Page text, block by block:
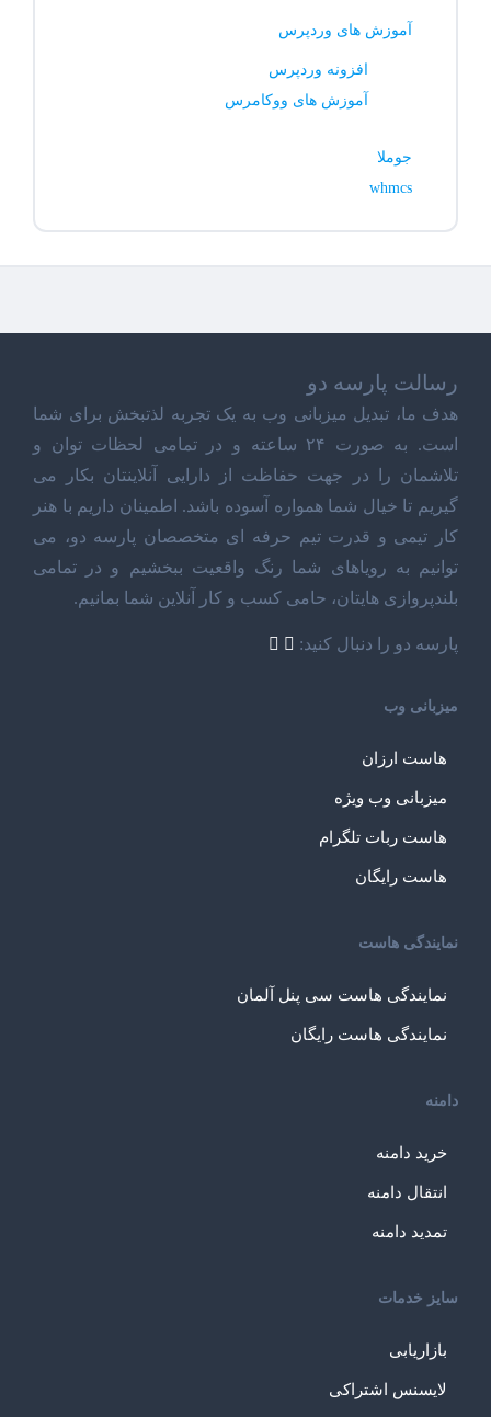
آموزش های وردپرس
افزونه وردپرس
آموزش های ووکامرس
جوملا
whmcs
رسالت پارسه دو
هدف ما، تبدیل میزبانی وب به یک تجربه لذتبخش برای شما
است. به صورت ۲۴ ساعته و در تمامی لحظات توان و
تلاشمان را در جهت حفاظت از دارایی آنلاینتان بکار می
گیریم تا خیال شما همواره آسوده باشد. اطمینان داریم با هنر
کار تیمی و قدرت تیم حرفه ای متخصصان پارسه دو، می
توانیم به رویاهای شما رنگ واقعیت ببخشیم و در تمامی
بلندپروازی هایتان، حامی کسب و کار آنلاین شما بمانیم.
پارسه دو را دنبال کنید:
میزبانی وب
هاست ارزان
میزبانی وب ویژه
هاست ربات تلگرام
هاست رایگان
نمایندگی هاست
نمایندگی هاست سی پنل آلمان
نمایندگی هاست رایگان
دامنه
خرید دامنه
انتقال دامنه
تمدید دامنه
سایز خدمات
بازاریابی
لایسنس اشتراکی